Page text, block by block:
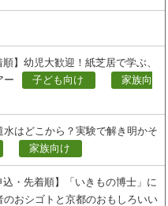
順】幼児大歓迎！紙芝居で学ぶ、
ー
子ども向け
家族向
水はどこから？実験で解き明かそ
家族向け
込・先着順】「いきもの博士」に
のおシゴトと京都のおもしろいい